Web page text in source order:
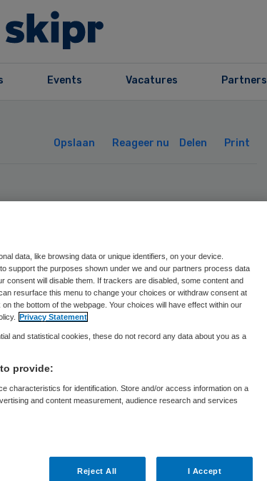
Events Vacatures Partners
Opslaan Reageer nu Delen Print
op orde
2012,09:27 35 keer gelezen
data, like browsing data or unique identifiers, on your device.
support the purposes shown under we and our partners process data
consent will disable them. If trackers are disabled, some content and
resurface this menu to change your choices or withdraw consent at
the bottom of the webpage. Your choices will have effect within our
Privacy Statement
and statistical cookies, these do not record any data about you as a
provide:
characteristics for identification. Store and/or access information on a
and content measurement, audience research and services
Reject All I Accept